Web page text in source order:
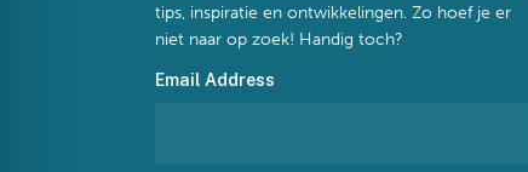
tips, inspiratie en ontwikkelingen. Zo hoef je er
niet naar op zoek! Handig toch?
Email Address